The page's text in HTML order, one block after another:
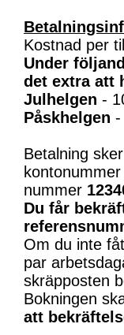
Kostnad per
Under
det extra att
Julhelgen -
Påskhelgen -
Betalning
kontonummer
nummer
Du får
Om du inte
par
skräpposten
Bokningen
att